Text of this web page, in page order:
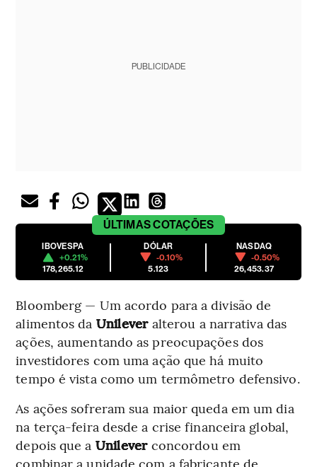
PUBLICIDADE
ÚLTIMASCOTAÇÕES
IBOVESPA
+0.21%
178,265.12
DÓLAR
-0.10%
5.123
NASDAQ
-0.50%
26,453.37
Bloomberg — Um acordo para a divisão de
alimentos da Unileveralterou a narrativa das
ações, aumentando as preocupações dos
investidores com uma ação que há muito
tempo é vista como um termômetro defensivo.
As ações sofreram sua maior queda em um dia
na terça-feira desde a crise financeira global,
depois que a Unileverconcordou em
combinar a unidade com a fabricante de